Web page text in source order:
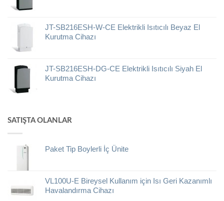
JT-SB216ESH-W-CE Elektrikli Isıtıcılı Beyaz El
Kurutma Cihazı
JT-SB216ESH-DG-CE Elektrikli Isıtıcılı Siyah El
Kurutma Cihazı
SATIŞTA OLANLAR
Paket Tip Boylerli İç Ünite
VL100U-E Bireysel Kullanım için Isı Geri Kazanımlı
Havalandırma Cihazı